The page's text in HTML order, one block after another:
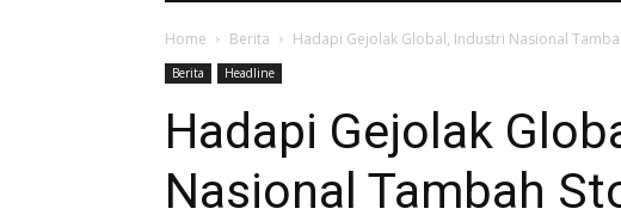
Home Berita Hadapi Gejolak Global, Industri Nasional
Berita Headline
Hadapi Gejolak
Nasional Tambah